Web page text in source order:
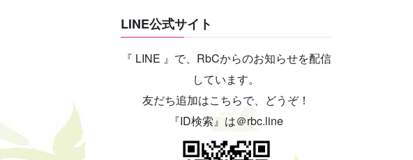
LINE公式サイト
『 LINE 』で、RbCからのお知らせを配信
しています。
友だち追加はこちらで、どうぞ！
『ID検索』は＠rbc.line